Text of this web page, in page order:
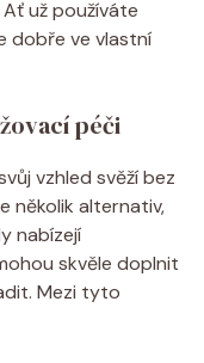
už používáte
dobře ve vlastní
péči
vzhled svěží bez
několik alternativ,
nabízejí
skvěle doplnit
Mezi tyto